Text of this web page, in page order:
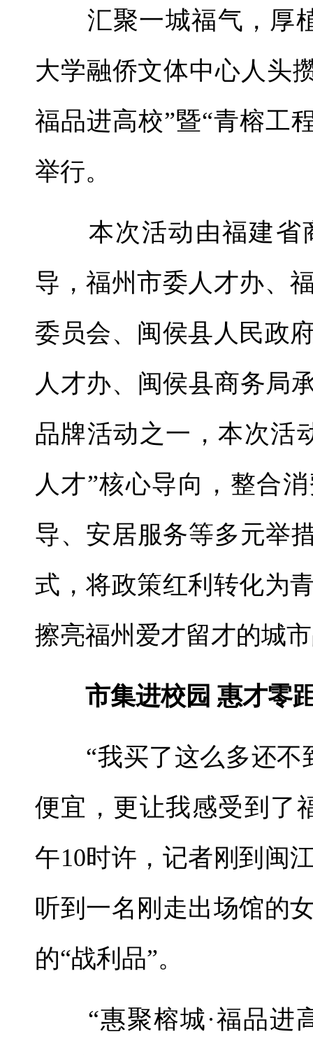
汇聚一城福气，厚植
大学融侨文体中心人头
福品进高校”暨“青榕工
举行。
本次活动由福建省
导，福州市委人才办、
委员会、闽侯县人民政
人才办、闽侯县商务局
品牌活动之一，本次活
人才”核心导向，整合
导、安居服务等多元举
式，将政策红利转化为
擦亮福州爱才留才的城
市集进校园 惠才零
“我买了这么多还不
便宜，更让我感受到了
午10时许，记者刚到闽
听到一名刚走出场馆的
的“战利品”。
“惠聚榕城·福品进高